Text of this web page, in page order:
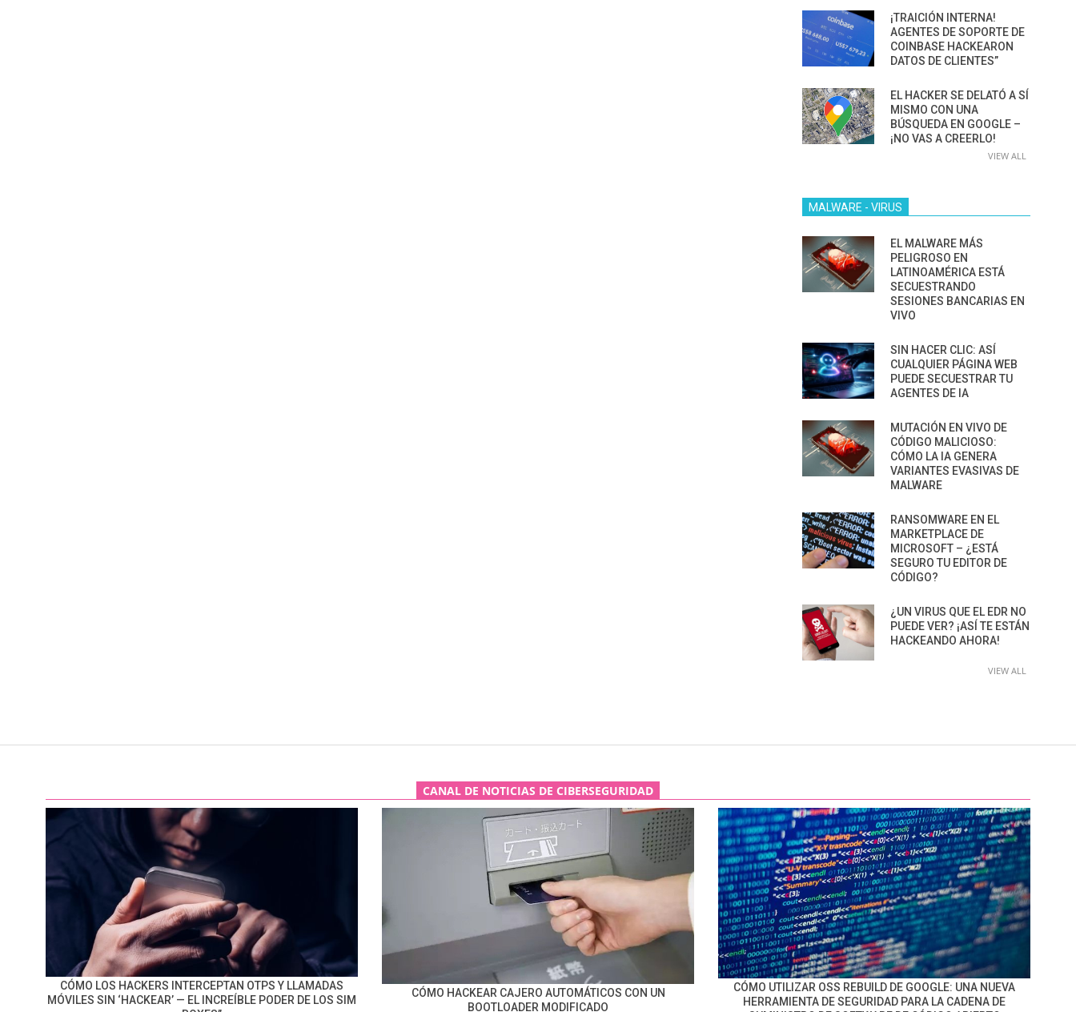
¡TRAICIÓN INTERNA!
AGENTES DE SOPORTE DE
COINBASE HACKEARON
DATOS DE CLIENTES”
EL HACKER SE DELATÓ A SÍ
MISMO CON UNA
BÚSQUEDA EN GOOGLE –
¡NO VAS A CREERLO!
VIEW ALL
MALWARE - VIRUS
EL MALWARE MÁS
PELIGROSO EN
LATINOAMÉRICA ESTÁ
SECUESTRANDO
SESIONES BANCARIAS EN
VIVO
SIN HACER CLIC: ASÍ
CUALQUIER PÁGINA WEB
PUEDE SECUESTRAR TU
AGENTES DE IA
MUTACIÓN EN VIVO DE
CÓDIGO MALICIOSO:
CÓMO LA IA GENERA
VARIANTES EVASIVAS DE
MALWARE
RANSOMWARE EN EL
MARKETPLACE DE
MICROSOFT – ¿ESTÁ
SEGURO TU EDITOR DE
CÓDIGO?
¿UN VIRUS QUE EL EDR NO
PUEDE VER? ¡ASÍ TE ESTÁN
HACKEANDO AHORA!
VIEW ALL
CANAL DE NOTICIAS DE CIBERSEGURIDAD
CÓMO LOS HACKERS INTERCEPTAN OTPS Y LLAMADAS
MÓVILES SIN ‘HACKEAR’ — EL INCREÍBLE PODER DE LOS SIM
CÓMO HACKEAR CAJERO AUTOMÁTICOS CON UN
BOOTLOADER MODIFICADO
CÓMO UTILIZAR OSS REBUILD DE GOOGLE: UNA NUEVA
HERRAMIENTA DE SEGURIDAD PARA LA CADENA DE